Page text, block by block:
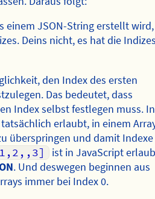
einem JSON-String erstellt
Deins nicht, es hat die
den Index des ersten
Das bedeutet, dass
Index selbst festlegen muss. In
erlaubt, in einem
überspringen und damit Indexe
ist in JavaScript
. Und deswegen beginnen aus
immer bei Index 0.